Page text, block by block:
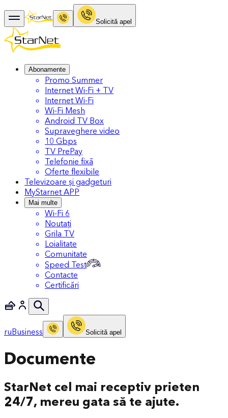
Solicitǎ apel
Abonamente
Promo Summer
Internet Wi-Fi + TV
Internet Wi-Fi
Wi-Fi Mesh
Android TV Box
Supraveghere video
10 Gbps
TV PrePay
Telefonie fixă
Oferte flexibile
Televizoare și gadgeturi
MyStarnet APP
Mai multe
Wi-Fi 6
Noutați
Grila TV
Loialitate
Comunitate
Speed Test
Contacte
Certificări
ruBusiness Solicitǎ apel
Documente
StarNet cel mai receptiv prieten
24/7, mereu gata să te ajute.